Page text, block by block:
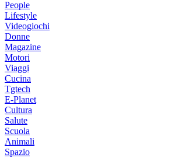
People
Lifestyle
Videogiochi
Donne
Magazine
Motori
Viaggi
Cucina
Tgtech
E-Planet
Cultura
Salute
Scuola
Animali
Spazio